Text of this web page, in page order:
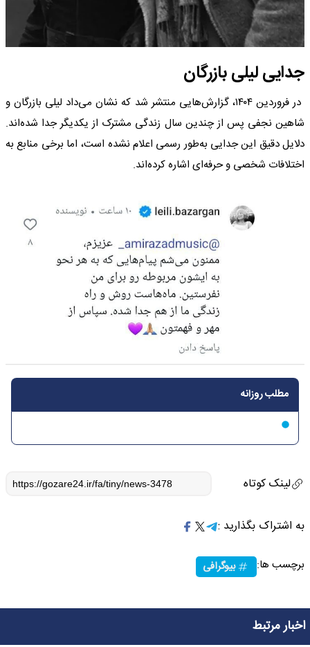
جداییلیلی بازرگان
در فروردین ۱۴۰۴، گزارش‌هایی منتشر شد که نشان می‌داد لیلی بازرگان و
شاهین نجفی پس از چندین سال زندگی مشترک از یکدیگر جدا شده‌اند.
دلایل دقیق این جدایی به‌طور رسمی اعلام نشده است، اما برخی منابع به
اختلافات شخصی و حرفه‌ای اشاره کرده‌اند.
مطلب روزانه
لینک کوتاه
به اشتراک بگذارید :
برچسب ها: بیوگرافی
اخبار مرتبط